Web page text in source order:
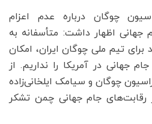
چوگان درباره عدم اعزام
جهانی اظهار داشت: متأسفانه به
برای تیم ملی چوگان ایران، امکان
جهانی در آمریکا را نداریم. از
چوگان و سیامک ایلخانی‌زاده
جام جهانی چمن تشکر